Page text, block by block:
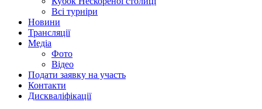
Всі турніри
Новини
Трансляції
Медіа
Фото
Відео
Подати заявку на участь
Контакти
Дискваліфікації